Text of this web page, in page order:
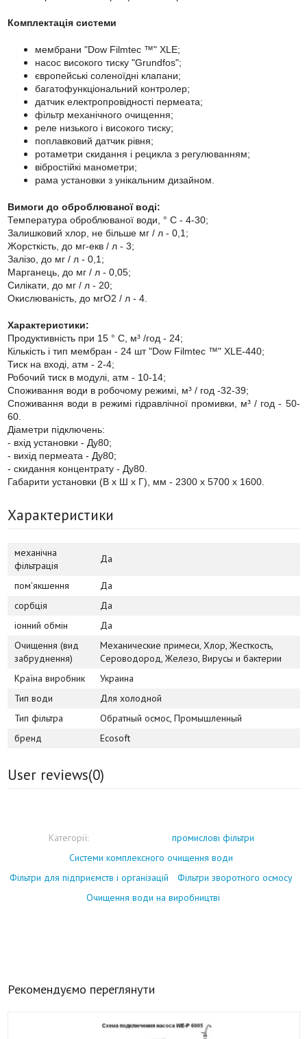
Комплектація системи
мембрани "Dow Filmtec ™" XLE;
насос високого тиску "Grundfos";
європейські соленоїдні клапани;
багатофункціональний контролер;
датчик електропровідності пермеата;
фільтр механічного очищення;
реле низького і високого тиску;
поплавковий датчик рівня;
ротаметри скидання і рецикла з регулюванням;
вібростійкі манометри;
рама установки з унікальним дизайном.
Вимоги до оброблюваної воді:
Температура оброблюваної води, ° С - 4-30;
Залишковий хлор, не більше мг / л - 0,1;
Жорсткість, до мг-екв / л - 3;
Залізо, до мг / л - 0,1;
Марганець, до мг / л - 0,05;
Силікати, до мг / л - 20;
Окислюваність, до мгО2 / л - 4.
Характеристики:
Продуктивність при 15 ° С, м³ /год - 24;
Кількість і тип мембран - 24 шт "Dow Filmtec ™" XLE-440;
Тиск на вході, атм - 2-4;
Робочий тиск в модулі, атм - 10-14;
Споживання води в робочому режимі, м³ / год -32-39;
Споживання води в режимі гідравлічної промивки, м³ / год - 50-
60.
Діаметри підключень:
- вхід установки - Ду80;
- вихід пермеата - Ду80;
- скидання концентрату - Ду80.
Габарити установки (В х Ш х Г), мм - 2300 х 5700 х 1600.
Характеристики
механічна
фільтрація
Да
пом'якшення
Да
сорбція
Да
іонний обмін
Да
Очищення (вид
забруднення)
Механические примеси, Хлор, Жесткость,
Сероводород, Железо, Вирусы и бактерии
Країна виробник
Украина
Тип води
Для холодной
Тип фільтра
Обратный осмос, Промышленный
бренд
Ecosoft
User reviews(0)
Категорії:
промислові фільтри
Системи комплексного очищення води
Фільтри для підприємств і організацій
Фільтри зворотного осмосу
Очищення води на виробництві
Рекомендуємо переглянути